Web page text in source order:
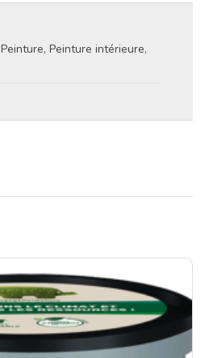
Peinture, Peinture intérieure,